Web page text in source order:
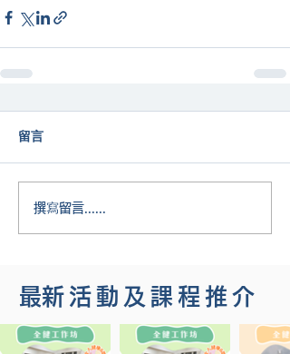
留言
撰寫留言......
​最新活動及課程推介